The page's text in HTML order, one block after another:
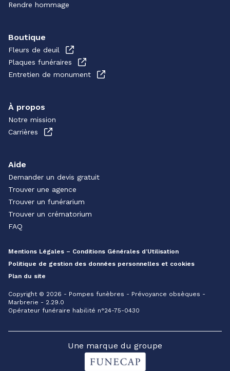
Rendre hommage
Boutique
Fleurs de deuil
Plaques funéraires
Entretien de monument
À propos
Notre mission
Carrières
Aide
Demander un devis gratuit
Trouver une agence
Trouver un funérarium
Trouver un crématorium
FAQ
Mentions Légales – Conditions Générales d’Utilisation
Politique de gestion des données personnelles et cookies
Plan du site
Copyright © 2026 - Pompes funèbres - Prévoyance obsèques -
Marbrerie - 2.29.0
Opérateur funéraire habilité n°24-75-0430
Une marque du groupe